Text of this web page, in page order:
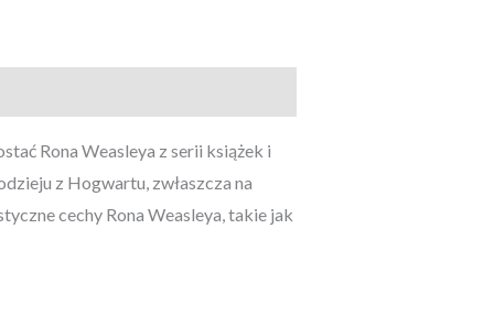
Rona Weasleya z serii książek i
z Hogwartu, zwłaszcza na
cechy Rona Weasleya, takie jak